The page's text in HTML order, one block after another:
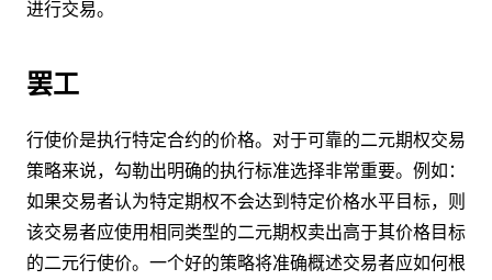
进行交易。
罢工
行使价是执行特定合约的价格。对于可靠的二元期权交易
策略来说，勾勒出明确的执行标准选择非常重要。例如：
如果交易者认为特定期权不会达到特定价格水平目标，则
该交易者应使用相同类型的二元期权卖出高于其价格目标
的二元行使价。一个好的策略将准确概述交易者应如何根